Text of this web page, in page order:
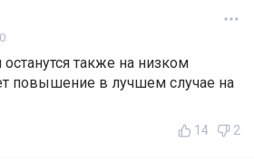
также на низком
повышение в лучшем случае на
14 2